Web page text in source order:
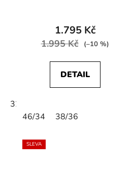
32/30
Stone
1.795 Kč
1.995 Kč (–10 %)
DETAIL
46/34 38/36
SLEVA